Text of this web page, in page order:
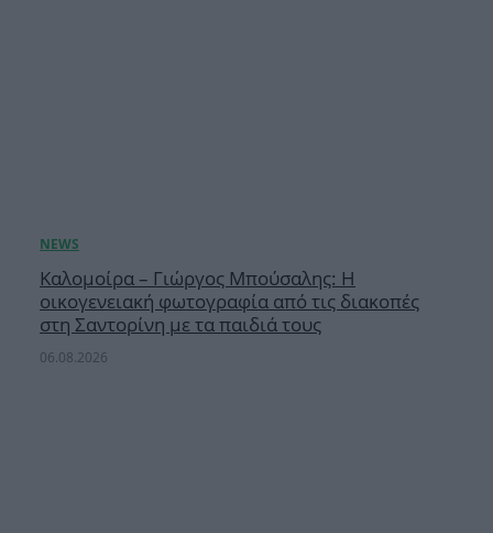
Καλομοίρα – Γιώργος Μπούσαλης: Η
οικογενειακή φωτογραφία από τις διακοπές
στη Σαντορίνη με τα παιδιά τους
06.08.2026